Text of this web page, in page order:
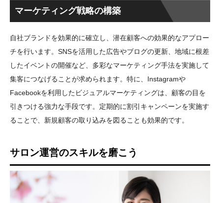
マーケティング戦略の構築
自社ブランドを効果的に確立し、潜在顧客への効果的なアプロー
チを行います。SNSを活用した広告やブログの更新、地域に根差
したイベントの開催など、多彩なマーケティング手法を実施して
集客につなげることが求められます。特に、Instagramや
Facebookを利用したビジュアルマーケティングは、顧客の目を
引きつける強力な手段です。定期的に割引キャンペーンを実施す
ることで、新規顧客の取り込みを図ることも効果的です。
サロン運営のスキルを磨こう